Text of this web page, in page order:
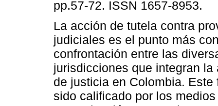
pp.57-72. ISSN 1657-8953.
La acción de tutela contra
judiciales es el punto más
confrontación entre las
jurisdicciones que integran la
de justicia en Colombia. Este
sido calificado por los